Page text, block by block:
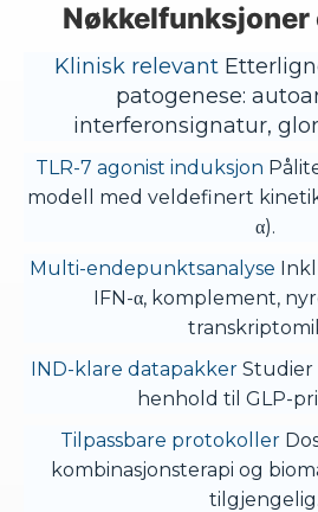
Nøkkelfunksjoner
Klinisk relevant
patogenese:
interferonsignatur,
TLR-7 agonist induksjon
modell med veldefinert
α).
Multi-endepunktsanalyse
IFN-α, komplement,
IND-klare datapakker Studier
henhold til GLP-
Tilpassbare protokoller
kombinasjonsterapi og
tilgjengelig.